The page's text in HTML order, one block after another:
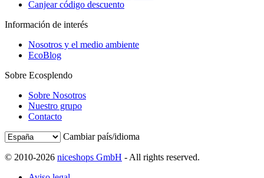
Canjear código descuento
Información de interés
Nosotros y el medio ambiente
EcoBlog
Sobre Ecosplendo
Sobre Nosotros
Nuestro grupo
Contacto
Cambiar país/idioma
© 2010-2026 niceshops GmbH - All rights reserved.